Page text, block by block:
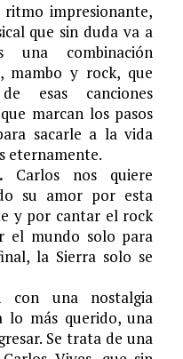
ritmo impresionante,
que sin duda va a
combinación
mambo y rock, que
esas canciones
marcan los pasos
sacarle a la vida
eternamente.
Carlos nos quiere
su amor por esta
y por cantar el rock
el mundo solo para
la Sierra solo se
con una nostalgia
lo más querido, una
Se trata de una